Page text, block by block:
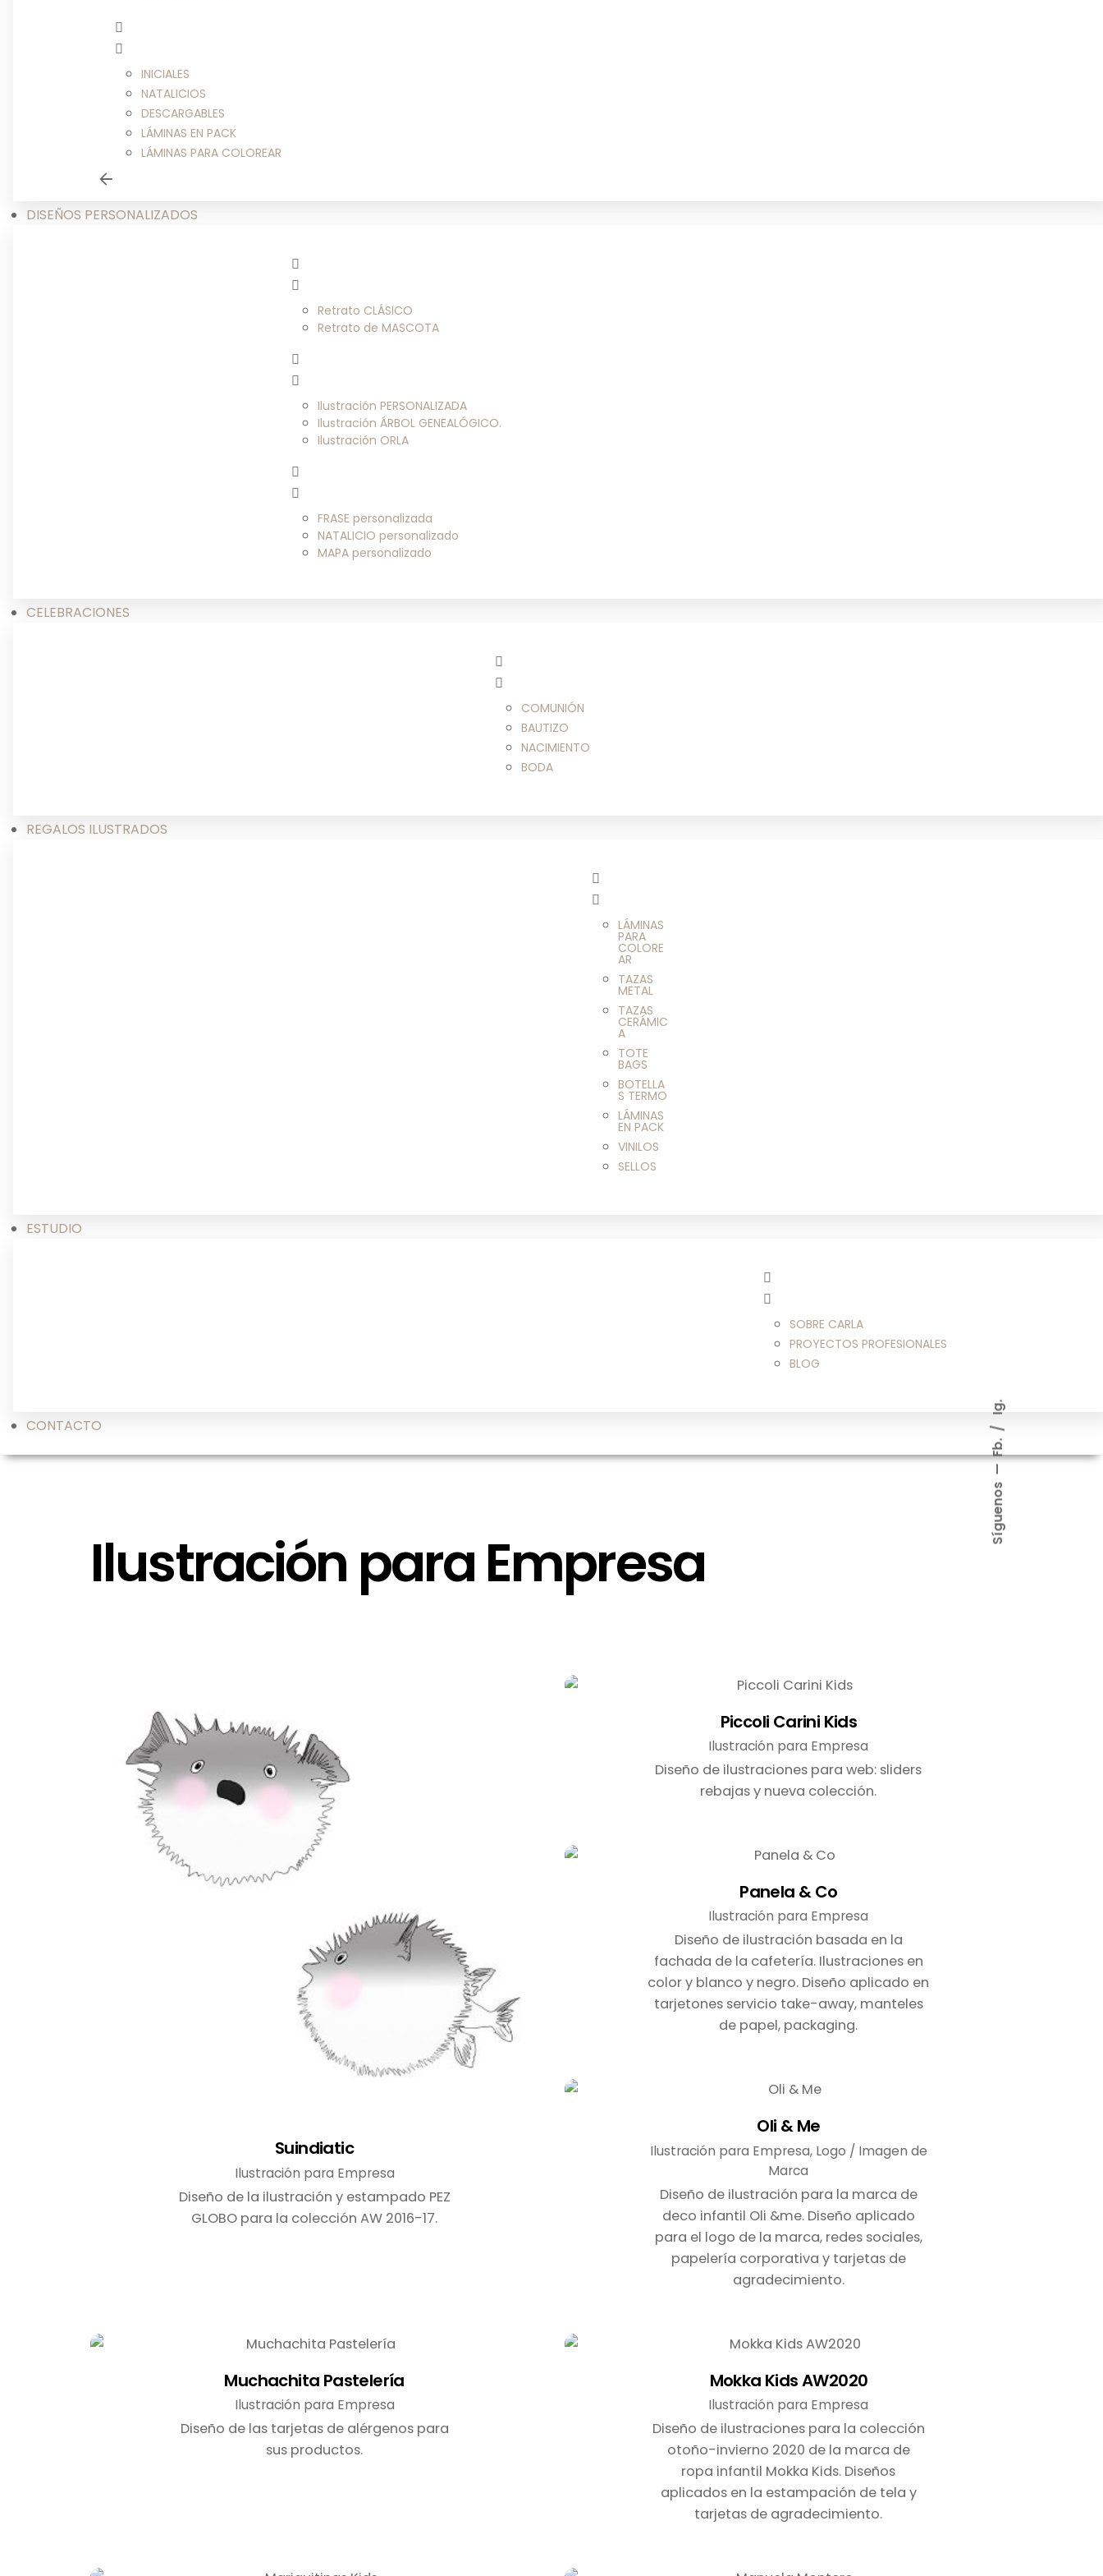
INICIALES
NATALICIOS
DESCARGABLES
LÁMINAS EN PACK
LÁMINAS PARA COLOREAR
DISEÑOS PERSONALIZADOS
Retrato CLÁSICO
Retrato de MASCOTA
Ilustración PERSONALIZADA
Ilustración ÁRBOL GENEALÓGICO.
Ilustración ORLA
FRASE personalizada
NATALICIO personalizado
MAPA personalizado
CELEBRACIONES
COMUNIÓN
BAUTIZO
NACIMIENTO
BODA
REGALOS ILUSTRADOS
LÁMINAS
PARA
COLORE
AR
TAZAS
METAL
TAZAS
CERÁMIC
A
TOTE
BAGS
BOTELLA
S TERMO
LÁMINAS
EN PACK
VINILOS
SELLOS
ESTUDIO
SOBRE CARLA
PROYECTOS PROFESIONALES
BLOG
CONTACTO
Síguenos
Fb.
Ig.
Ilustración para Empresa
Suindiatic
Ilustración para Empresa
Diseño de la ilustración y estampado PEZ
GLOBO para la colección AW 2016-17.
Piccoli Carini Kids
Ilustración para Empresa
Diseño de ilustraciones para web: sliders
rebajas y nueva colección.
Panela & Co
Ilustración para Empresa
Diseño de ilustración basada en la
fachada de la cafetería. Ilustraciones en
color y blanco y negro. Diseño aplicado en
tarjetones servicio take-away, manteles
de papel, packaging.
Oli & Me
Ilustración para Empresa Logo / Imagen de
Marca
Diseño de ilustración para la marca de
deco infantil Oli &me. Diseño aplicado
para el logo de la marca, redes sociales,
papelería corporativa y tarjetas de
agradecimiento.
Muchachita Pastelería
Ilustración para Empresa
Diseño de las tarjetas de alérgenos para
sus productos.
Mokka Kids AW2020
Ilustración para Empresa
Diseño de ilustraciones para la colección
otoño-invierno 2020 de la marca de
ropa infantil Mokka Kids. Diseños
aplicados en la estampación de tela y
tarjetas de agradecimiento.